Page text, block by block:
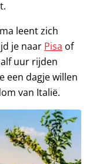
leent zich
je naar Pisa of
uur rijden
een dagje willen
van Italië.